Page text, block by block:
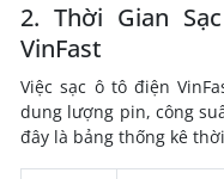
2. Thời Gian
VinFast
Việc sạc ô tô điện
dung lượng pin, công
đây là bảng thống kê